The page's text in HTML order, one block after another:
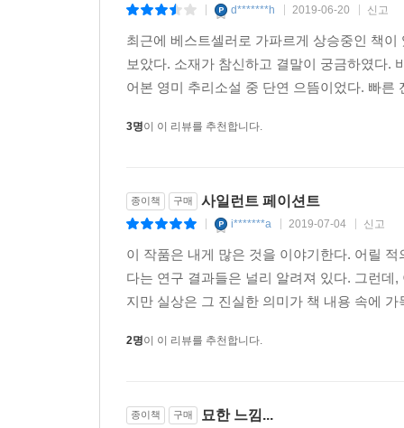
d*******h 2019-06-20 신고
최근에 베스트셀러로 가파르게 상승중인 책
보았다. 소재가 참신하고 결말이 궁금하였다.
어본 영미 추리소설 중 단연 으뜸이었다. 빠
3명이 이 리뷰를 추천합니다.
종이책 구매 사일런트 페이션트
i*******a 2019-07-04 신고
이 작품은 내게 많은 것을 이야기한다. 어릴
다는 연구 결과들은 널리 알려져 있다. 그런
지만 실상은 그 진실한 의미가 책 내용 속에
2명이 이 리뷰를 추천합니다.
종이책 구매 묘한 느낌...